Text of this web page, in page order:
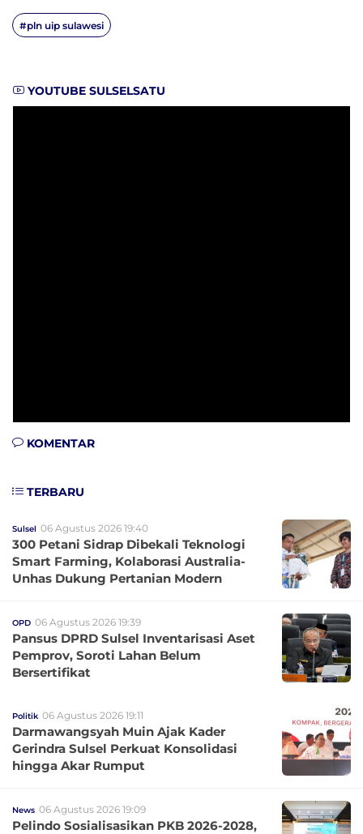
#pln uip sulawesi
YOUTUBE SULSELSATU
KOMENTAR
TERBARU
Sulsel 06 Agustus 2026 19:40
300 Petani Sidrap Dibekali Teknologi
Smart Farming, Kolaborasi Australia-
Unhas Dukung Pertanian Modern
OPD 06 Agustus 2026 19:39
Pansus DPRD Sulsel Inventarisasi Aset
Pemprov, Soroti Lahan Belum
Bersertifikat
Politik 06 Agustus 2026 19:11
Darmawangsyah Muin Ajak Kader
Gerindra Sulsel Perkuat Konsolidasi
hingga Akar Rumput
News 06 Agustus 2026 19:09
Pelindo Sosialisasikan PKB 2026-2028,